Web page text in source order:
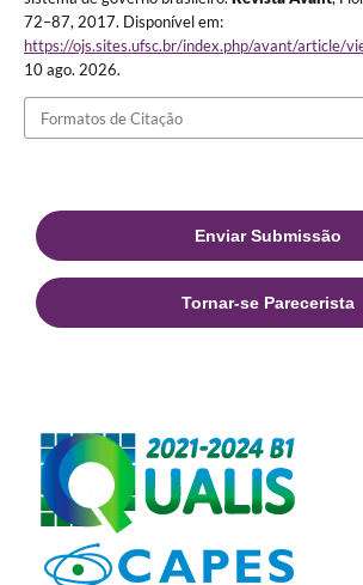
72–87, 2017. Disponível em:
https://ojs.sites.ufsc.br/index.php/avant/article/
10 ago. 2026.
Formatos de Citação
Enviar Submissão
Tornar-se Parecerista